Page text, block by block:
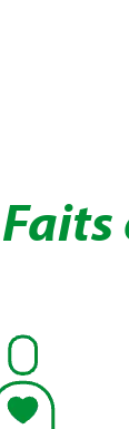
Faits